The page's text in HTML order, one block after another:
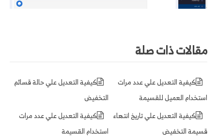
مقالات ذات صلة
كيفية التعديل علي حالة قسائم
التخفيض
كيفية التعديل علي عدد مرات
استخدام العميل للقسيمة
كيفية التعديل علي عدد مرات
استخدام القسيمة
كيفية التعديل علي تاريخ انتهاء
قسيمة التخفيض